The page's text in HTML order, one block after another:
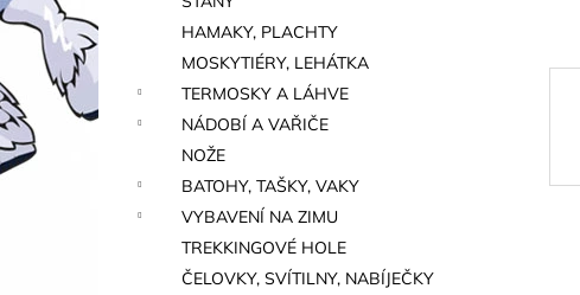
a
n
e
l
HAMAKY, PLACHTY
MOSKYTIÉRY, LEHÁTKA
TERMOSKY A LÁHVE
NÁDOBÍ A VAŘIČE
NOŽE
BATOHY, TAŠKY, VAKY
VYBAVENÍ NA ZIMU
TREKKINGOVÉ HOLE
ČELOVKY, SVÍTILNY, NABÍJEČKY